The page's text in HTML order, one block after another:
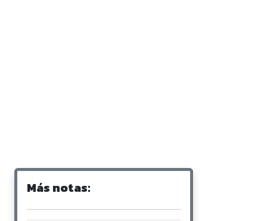
Más notas: